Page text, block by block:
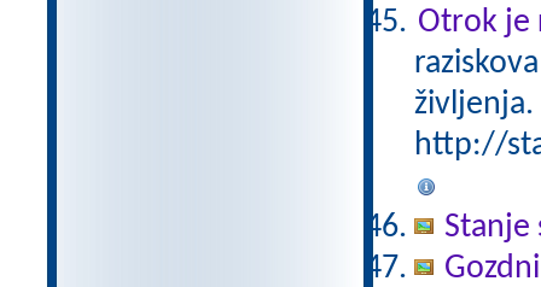
Otrok je
življenja.
http://
Stanje